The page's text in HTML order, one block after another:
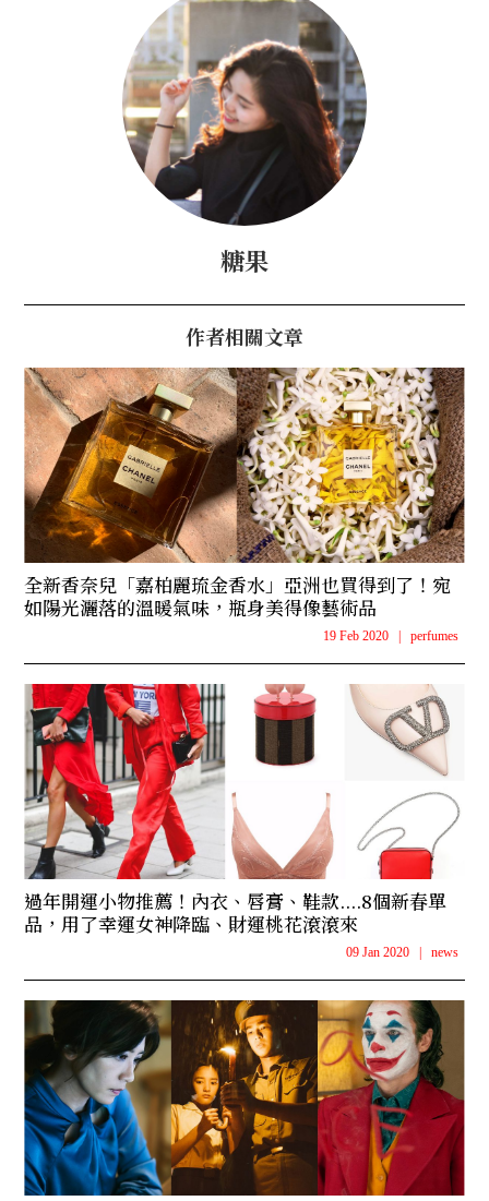
糖果
作者相關文章
全新香奈兒「嘉柏麗琉金香水」亞洲也買得到了！宛
如陽光灑落的溫暖氣味，瓶身美得像藝術品
19 Feb 2020 | perfumes
過年開運小物推薦！內衣、唇膏、鞋款....8個新春單
品，用了幸運女神降臨、財運桃花滾滾來
09 Jan 2020 | news